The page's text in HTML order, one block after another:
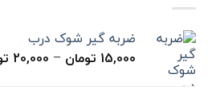
ضربه گیر شوک درب
15,000 تومان –
20,000